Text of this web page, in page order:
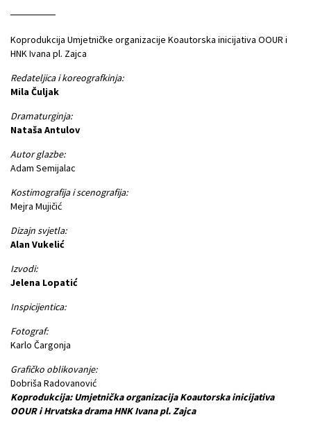
Koprodukcija Umjetničke organizacije Koautorska inicijativa OOUR i
HNK Ivana pl. Zajca
Redateljica i koreografkinja:
Mila Čuljak
Dramaturginja:
Nataša Antulov
Autor glazbe:
Adam Semijalac
Kostimografija i scenografija:
Mejra Mujičić
Dizajn svjetla:
Alan Vukelić
Izvodi:
Jelena Lopatić
Inspicijentica:
Fotograf:
Karlo Čargonja
Grafičko oblikovanje:
Dobriša Radovanović
Koprodukcija: Umjetnička organizacija Koautorska inicijativa
OOUR i Hrvatska drama HNK Ivana pl. Zajca